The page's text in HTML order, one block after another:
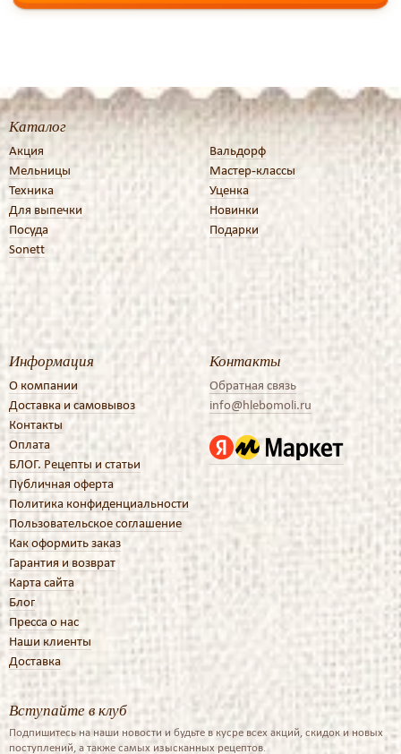
Каталог
Акция
Мельницы
Техника
Для выпечки
Посуда
Sonett
Вальдорф
Мастер-классы
Уценка
Новинки
Подарки
Информация
О компании
Доставка и самовывоз
Контакты
Оплата
БЛОГ. Рецепты и статьи
Публичная оферта
Политика конфиденциальности
Пользовательское соглашение
Как оформить заказ
Гарантия и возврат
Карта сайта
Блог
Пресса о нас
Наши клиенты
Доставка
Контакты
Обратная связь
info@hlebomoli.ru
Вступайте в клуб
Подпишитесь на наши новости и будьте в кусре всех акций, скидок и новых
поступлений, а также самых изысканных рецептов.